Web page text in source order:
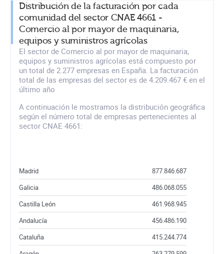
Distribución de la facturación por cada
comunidad del sector CNAE 4661 -
Comercio al por mayor de maquinaria,
equipos y suministros agrícolas
El sector de Comercio al por mayor de maquinaria,
equipos y suministros agrícolas está compuesto por
un total de 2.277 empresas en España. La facturación
total de las empresas del sector es de 4.209.467 € en el
último año
A continuación le mostramos la distribución geográfica
según el número total de empresas pertenecientes al
sector CNAE 4661:
Madrid
877.846.687
Galicia
486.068.055
Castilla León
461.968.945
Andalucía
456.486.190
Cataluña
415.244.774